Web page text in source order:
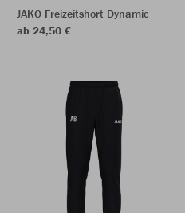
JAKO Freizeitshort Dynamic
ab 24,50 €